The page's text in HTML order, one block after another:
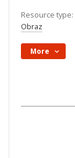
Resource type:
Obraz
More